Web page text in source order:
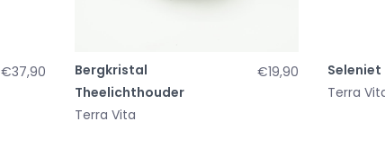
€37,90
Bergkristal
Theelichthouder
Terra Vita
€19,90
Seleniet
Terra